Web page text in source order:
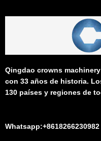
Qingdao crowns
con 33 años de historia.
130 países y regiones de
Whatsapp:+8618266230982